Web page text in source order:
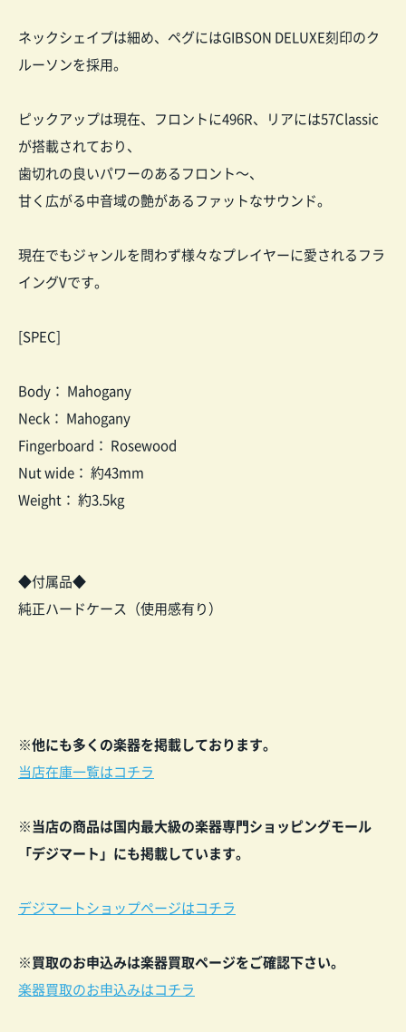
ネックシェイプは細め、ペグにはGIBSON DELUXE刻印のク
ルーソンを採用。
ピックアップは現在、フロントに496R、リアには57Classic
が搭載されており、
歯切れの良いパワーのあるフロント～、
甘く広がる中音域の艶があるファットなサウンド。
現在でもジャンルを問わず様々なプレイヤーに愛されるフラ
イングVです。
[SPEC]
Body： Mahogany
Neck： Mahogany
Fingerboard： Rosewood
Nut wide： 約43mm
Weight： 約3.5kg
◆付属品◆
純正ハードケース（使用感有り）
※他にも多くの楽器を掲載しております。
当店在庫一覧はコチラ
※当店の商品は国内最大級の楽器専門ショッピングモール
「デジマート」にも掲載しています。
デジマートショップページはコチラ
※買取のお申込みは楽器買取ページをご確認下さい。
楽器買取のお申込みはコチラ